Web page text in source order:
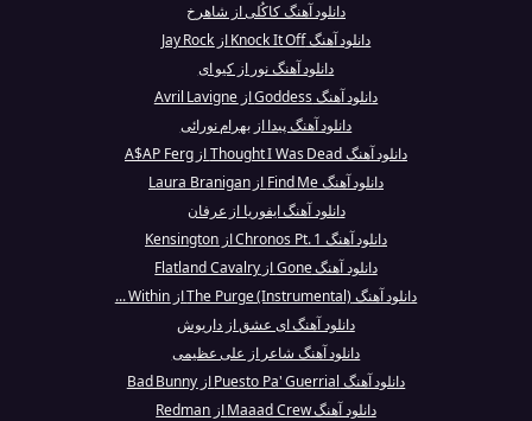
دانلود آهنگ کاکُلی از شاهرخ
دانلود آهنگ Knock It Off از Jay Rock
دانلود آهنگ نور از کیو ای
دانلود آهنگ Goddess از Avril Lavigne
دانلود آهنگ پیدا از بهرام نورائی
دانلود آهنگ Thought I Was Dead از A$AP Ferg
دانلود آهنگ Find Me از Laura Branigan
دانلود آهنگ ایفوریا از عرفان
دانلود آهنگ Chronos Pt. 1 از Kensington
دانلود آهنگ Gone از Flatland Cavalry
دانلود آهنگ The Purge (Instrumental) از Within ...
دانلود آهنگ ای عشق از داریوش
دانلود آهنگ شاعر از علی عظیمی
دانلود آهنگ Puesto Pa' Guerrial از Bad Bunny
دانلود آهنگ Maaad Crew از Redman